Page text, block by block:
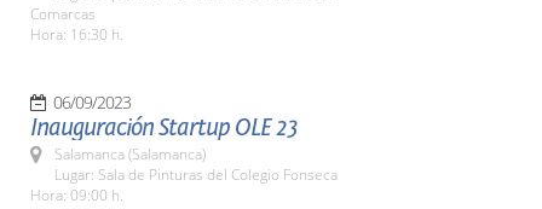
Comarcas
Hora: 16:30 h.
06/09/2023
Inauguración Startup OLE 23
Salamanca (Salamanca)
Lugar: Sala de Pinturas del Colegio Fonseca
Hora: 09:00 h.